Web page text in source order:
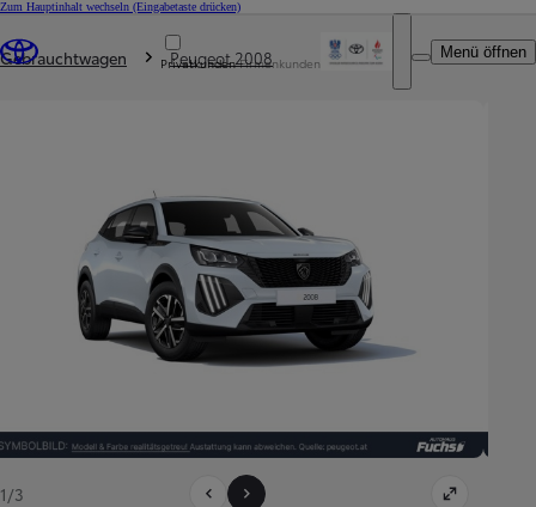
Zum Hauptinhalt wechseln (Eingabetaste drücken)
Privatkunden Firmenkunden
Menü öffnen
Du bist hier
Gebrauchtwagen Peugeot 2008
1/3